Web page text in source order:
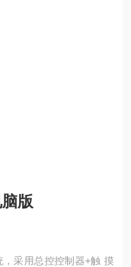
版
采用总控控制器+触 摸